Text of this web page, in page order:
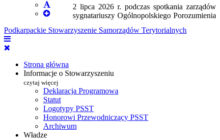
FontDefault
Set
Font
Podkarpackie Stowarzyszenie Samorządów Terytorialnych
Strona główna
Informacje o Stowarzyszeniu
czytaj więcej
Deklaracja Programowa
Statut
Logotypy PSST
Honorowi Przewodniczący PSST
Archiwum
Władze
2 lipca 2026 r. podczas spotkania zarządów
sygnatariuszy Ogólnopolskiego Porozumienia